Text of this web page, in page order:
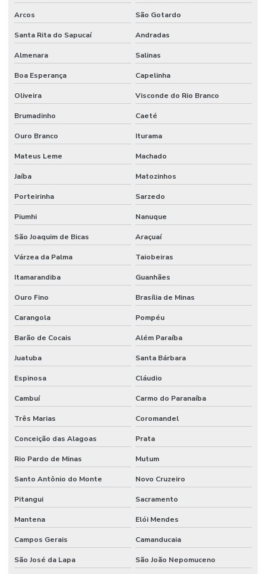
Arcos São Gotardo
Santa Rita do Sapucaí Andradas
Almenara Salinas
Boa Esperança Capelinha
Oliveira Visconde do Rio Branco
Brumadinho Caeté
Ouro Branco Iturama
Mateus Leme Machado
Jaíba Matozinhos
Porteirinha Sarzedo
Piumhi Nanuque
São Joaquim de Bicas Araçuaí
Várzea da Palma Taiobeiras
Itamarandiba Guanhães
Ouro Fino Brasília de Minas
Carangola Pompéu
Barão de Cocais Além Paraíba
Juatuba Santa Bárbara
Espinosa Cláudio
Cambuí Carmo do Paranaíba
Três Marias Coromandel
Conceição das Alagoas Prata
Rio Pardo de Minas Mutum
Santo Antônio do Monte Novo Cruzeiro
Pitangui Sacramento
Mantena Elói Mendes
Campos Gerais Camanducaia
São José da Lapa São João Nepomuceno